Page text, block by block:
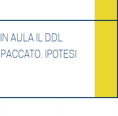
AULA IL DDL
IPOTESI